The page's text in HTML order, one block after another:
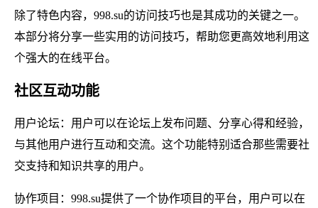
除了特色内容，998.su的访问技巧也是其成功的关键之一。
本部分将分享一些实用的访问技巧，帮助您更高效地利用这
个强大的在线平台。
社区互动功能
用户论坛：用户可以在论坛上发布问题、分享心得和经验，
与其他用户进行互动和交流。这个功能特别适合那些需要社
交支持和知识共享的用户。
协作项目：998.su提供了一个协作项目的平台，用户可以在